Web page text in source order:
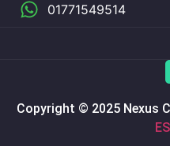
01771549514
Copyright © 2025 Nexus